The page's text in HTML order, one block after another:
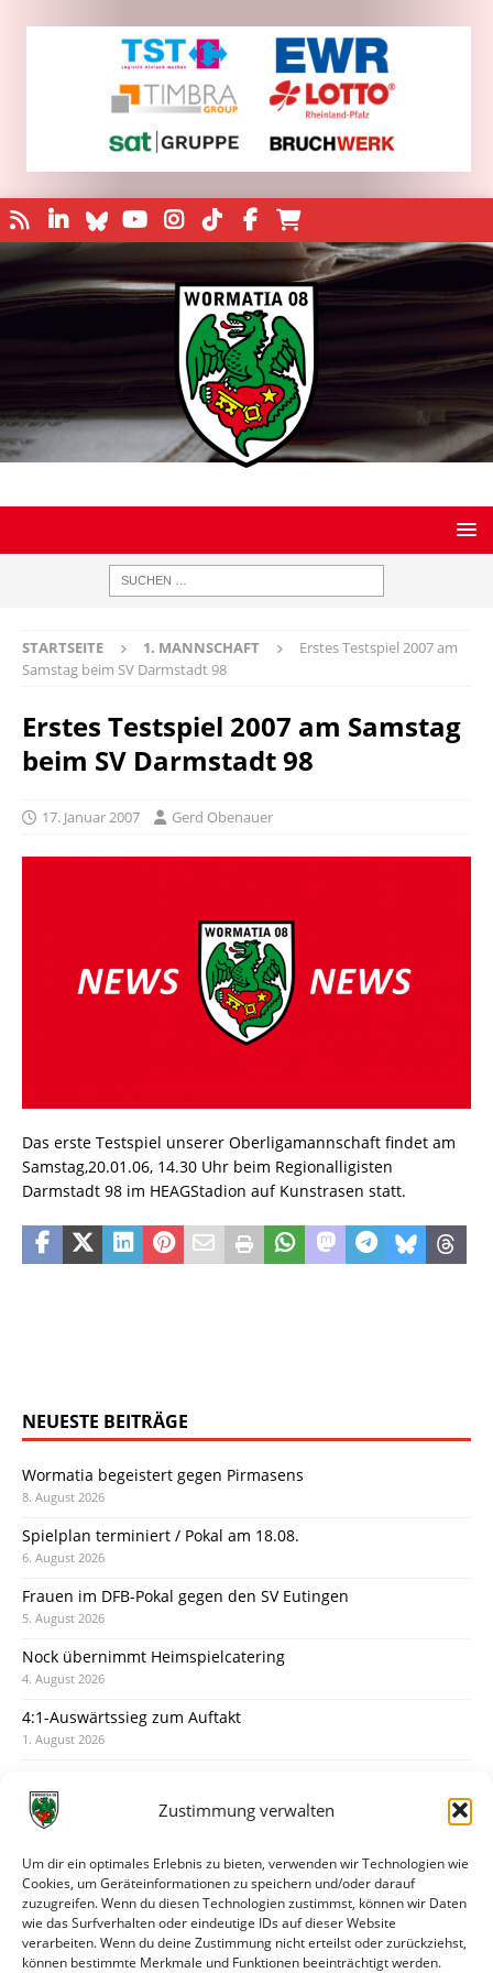
Zustimmung verwalten
Um dir ein optimales Erlebnis zu bieten, verwenden wir Technologien wie
Cookies, um Geräteinformationen zu speichern und/oder darauf
zuzugreifen. Wenn du diesen Technologien zustimmst, können wir Daten
wie das Surfverhalten oder eindeutige IDs auf dieser Website
verarbeiten. Wenn du deine Zustimmung nicht erteilst oder zurückziehst,
können bestimmte Merkmale und Funktionen beeinträchtigt werden.
STARTSEITE 1. MANNSCHAFT
Erstes Testspiel 2007 am
Samstag beim SV Darmstadt 98
Erstes Testspiel 2007 am Samstag
beim SV Darmstadt 98
17. Januar 2007 Gerd Obenauer
Das erste Testspiel unserer Oberligamannschaft findet am
Samstag,20.01.06, 14.30 Uhr beim Regionalligisten
Darmstadt 98 im HEAGStadion auf Kunstrasen statt.
NEUESTE BEITRÄGE
Wormatia begeistert gegen Pirmasens
8. August 2026
Spielplan terminiert / Pokal am 18.08.
6. August 2026
Frauen im DFB-Pokal gegen den SV Eutingen
5. August 2026
Nock übernimmt Heimspielcatering
4. August 2026
4:1-Auswärtssieg zum Auftakt
1. August 2026
31. Juli 2026
30. Juli 2026
Deine Spielminute: 89+1
28. Juli 2026
Neuer Rückensponsor